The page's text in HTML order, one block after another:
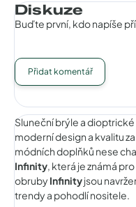
Diskuze
Buďte první, kdo napíše
Přidat komentář
Sluneční brýle a
moderní design a kvalitu
módních doplňků nese
Infinity, která je známá
obrubyInfinityjsou
trendy a pohodlí nositele.